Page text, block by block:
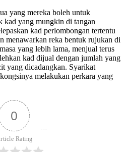
yang mereka boleh untuk
kad yang mungkin di tangan
kad perlombongan tertentu
menawarkan reka bentuk rujukan di
yang lebih lama, menjual terus
kad dijual dengan jumlah yang
yang dicadangkan. Syarikat
melakukan perkara yang
0
Rating